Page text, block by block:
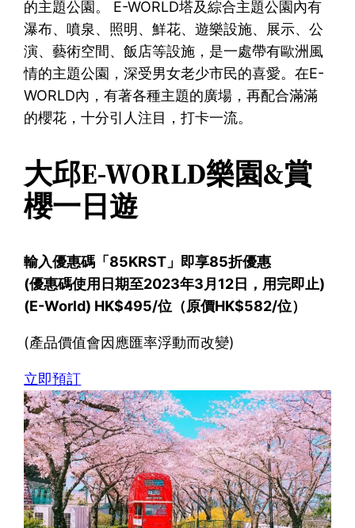
的主題公園。 E-WORLD塔及綜合主題公園內有
瀑布、噴泉、照明、鮮花、遊樂設施、展示、公
演、藝術空間、飯店等設施，是一處帶有歐洲風
情的主題公園，深受男女老少市民的喜愛。在E-
WORLD內，有著各種主題的廣場，再配合滿滿
的櫻花，十分引人注目，打卡一流。
大邱E-WORLD樂園&賞
櫻一日遊
輸入優惠碼「85KRST」即享85折優惠
(優惠碼使用日期至2023年3月12日，用完即止)
(E-World) HK$495/位（原價HK$582/位）
(產品價值會因應匯率浮動而改變)
立即預訂